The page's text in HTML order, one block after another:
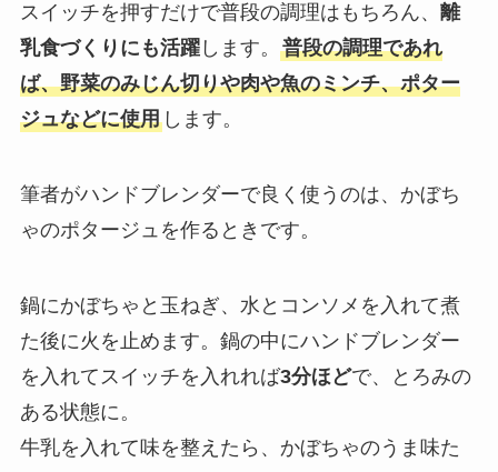
スイッチを押すだけで普段の調理はもちろん、 離
乳食づくりにも活躍します。 普段の調理であれ
ば、野菜のみじん切りや肉や魚のミンチ、ポター
ジュなどに使用します。
筆者がハンドブレンダーで良く使うのは、かぼち
ゃのポタージュを作るときです。
鍋にかぼちゃと玉ねぎ、水とコンソメを入れて煮
た後に火を止めます。鍋の中にハンドブレンダー
を入れてスイッチを入れれば3分ほどで、とろみの
ある状態に。
牛乳を入れて味を整えたら、かぼちゃのうま味た